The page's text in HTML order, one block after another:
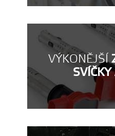
VÝKONĚJŠÍ